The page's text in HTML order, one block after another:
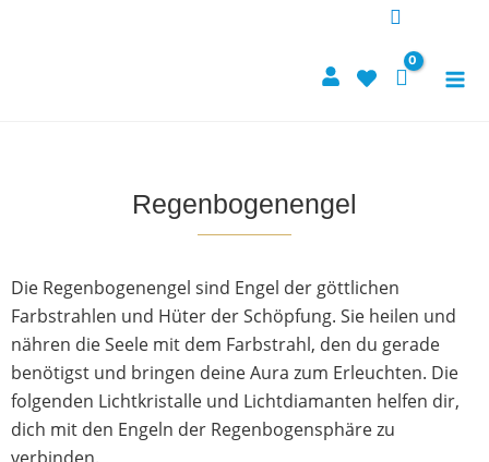
Regenbogenengel
Die Regenbogenengel sind Engel der göttlichen
Farbstrahlen und Hüter der Schöpfung. Sie heilen und
nähren die Seele mit dem Farbstrahl, den du gerade
benötigst und bringen deine Aura zum Erleuchten. Die
folgenden Lichtkristalle und Lichtdiamanten helfen dir,
dich mit den Engeln der Regenbogensphäre zu